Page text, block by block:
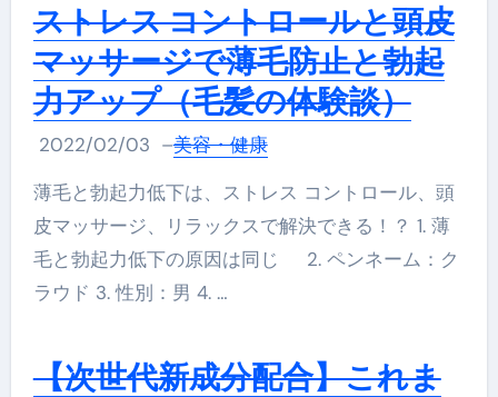
ストレス コントロールと頭皮
マッサージで薄毛防止と勃起
力アップ（毛髪の体験談）
2022/02/03 –美容・健康
薄毛と勃起力低下は、ストレス コントロール、頭
皮マッサージ、リラックスで解決できる！？ 1. 薄
毛と勃起力低下の原因は同じ 2. ペンネーム：ク
ラウド 3. 性別：男 4. …
【次世代新成分配合】これま